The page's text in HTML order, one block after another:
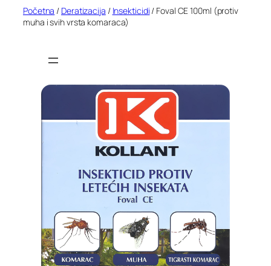
Početna / Deratizacija / Insekticidi / Foval CE 100ml (protiv
muha i svih vrsta komaraca)